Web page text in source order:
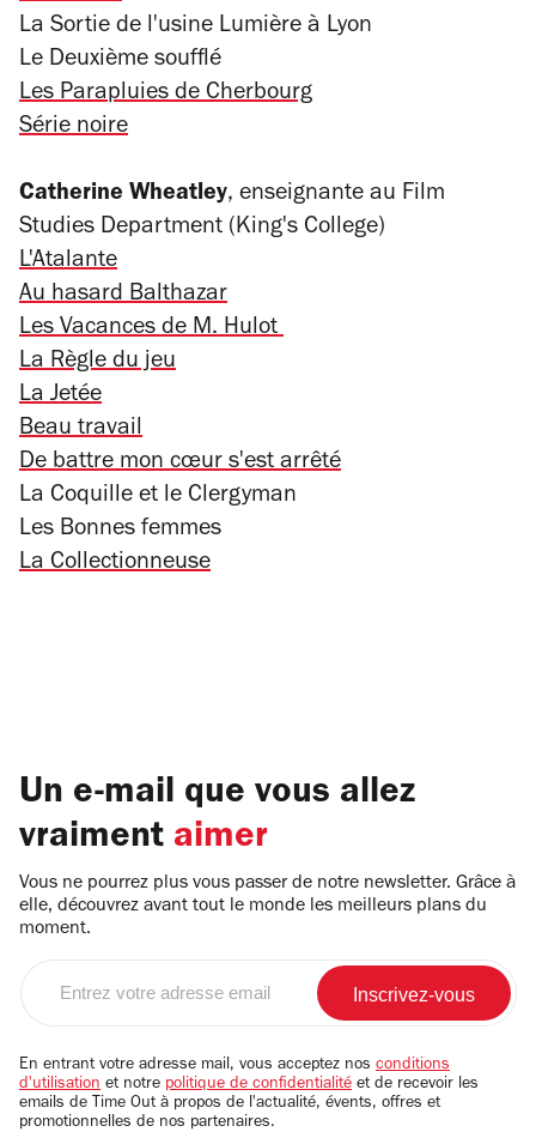
La Sortie de l'usine Lumière à Lyon
Le Deuxième soufflé
Les Parapluies de Cherbourg
Série noire
Catherine Wheatley, enseignante au Film
Studies Department (King's College)
L'Atalante
Au hasard Balthazar
Les Vacances de M. Hulot
La Règle du jeu
La Jetée
Beau travail
De battre mon cœur s'est arrêté
La Coquille et le Clergyman
Les Bonnes femmes
La Collectionneuse
Un e-mail que vous allez
vraiment aimer
Vous ne pourrez plus vous passer de notre newsletter. Grâce à
elle, découvrez avant tout le monde les meilleurs plans du
moment.
email
En entrant votre adresse mail, vous acceptez nos conditions
d'utilisation et notre politique de confidentialité et de recevoir les
emails de Time Out à propos de l'actualité, évents, offres et
promotionnelles de nos partenaires.